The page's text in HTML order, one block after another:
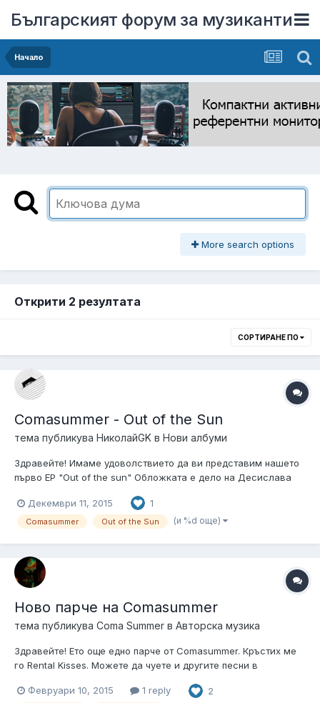
Българският форум за музиканти
Начало
More search options
Открити 2 резултата
СОРТИРАНЕ ПО
Comasummer - Out of the Sun
тема публикува НиколайGK в Нови албуми
Здравейте! Имаме удоволствието да ви представим нашето
първо EP "Out of the sun" Обложката е дело на Десислава
и закупи в дигитален формат от Bandcamp, както и на
физически носител в неделя на промо концерта ни.
Декември 11, 2015 1
Comasummer Out of the Sun (и %d още)
Ново парче на Comasummer
тема публикува Coma Summer в Авторска музика
Здравейте! Ето още едно парче от Comasummer. Кръстих ме
го Rental Kisses. Можете да чуете и другите песни в
Скоро ще има нови неща и на facebook страницата ни:
Февруари 10, 2015 1 reply 2